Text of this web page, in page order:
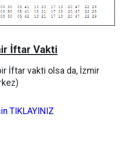
İftar Vakti
İftar vakti olsa da, İzmir
TIKLAYINIZ